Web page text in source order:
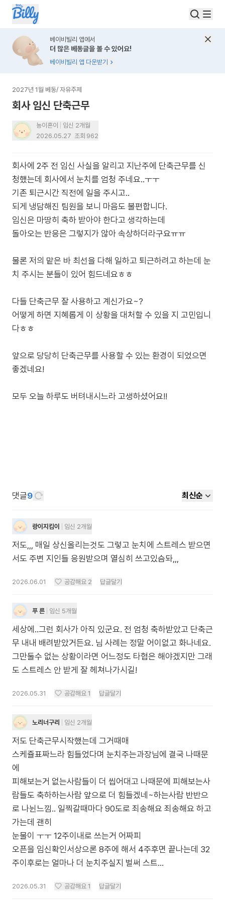
베이비빌리 앱에서
더 많은 베동글을 볼 수 있어요!
베이비빌리 앱 다운받기
2027년 1월 베동/ 자유주제
회사 임신 단축근무
뇽이횬이
임신 2개월
2026.05.27 조회 962
회사에 2주 전 임신 사실을 알리고 지난주에 단축근무를 신
청했는데 회사에서 눈치를 엄청 주네요..ㅜㅜ
기존 퇴근시간 직전에 일을 주시고..
되게 냉담해진 팀원을 보니 마음도 불편합니다.
임신은 마땅히 축하 받아야 한다고 생각하는데
돌아오는 반응은 그렇지가 않아 속상하더라구요ㅠㅠ
물론 저의 맡은 바 최선을 다해 일하고 퇴근하려고 하는데 눈
치 주시는 분들이 있어 힘드네요ㅎㅎ
다들 단축근무 잘 사용하고 계신가요~?
어떻게 하면 지혜롭게 이 상황을 대처할 수 있을 지 고민입니
다ㅎㅎ
앞으로 당당히 단축근무를 사용할 수 있는 환경이 되었으면
좋겠네요!
모두 오늘 하루도 버텨내시느라 고생하셨어요!!
댓글9 최신순
랑이지킴이 임신 2개월
저도,,, 매일 상신올리는것도 그렇고 눈치에 스트레스 받으면
서도 주변 지인들 응원받으며 열심히 쓰고있슴돠,,,
2026.06.01 공감해요 2 답글달기
푸 른 임신 5개월
세상에..그런 회사가 아직 있군요. 전 엄청 축하받았고 단축근
무 내내 배려받았거든요. 님 사례는 정말 어이없고 화나네요.
그만둘수 없는 상황이라면 어느정도 타협은 해야겠지만 그래
도 스트레스 안 받게 잘 헤쳐나가시길!
2026.05.31 공감해요 1 답글달기
노리너구리 임신 2개월
저도 단축근무시작했는데 그거때매
스케쥴표짜느라 힘들었다며 눈치주는과장님에 결국 나때문
에
피해보는거 없는사람들이 더 씹어대고 나때문에 피해보는사
람들도 축하하는사람 앞으로 더 힘들겠네~하는사람 반반으
로 나뉜느낌.. 일찍갈때마다 90도로 죄송해요 죄송해요 하고
가는데 괜히
눈물이 ㅜㅜ 12주이내로 쓰는거 어짜피
오픈을 임신확인서상으론 8주에 해서 4주후면 끝나는데 32
주이후로는 얼마나 더 눈치주실지 벌써 스트...
2026.05.31 공감해요 1 답글달기